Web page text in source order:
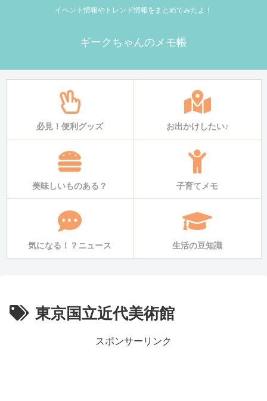
イベント情報やトレンド情報をまとめてみたよ！
ギークちゃんのメモ帳
必見！便利グッズ お出かけしたい♪
美味しいものある？ 子育てメモ
気になる！？ニュース 生活の豆知識
東京国立近代美術館
スポンサーリンク